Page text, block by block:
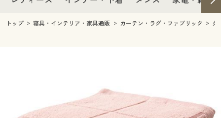
レディースファッション
インナー・下着通販すべて
ジュニア・ティーンズ下着
メンズ
寝具・インテリア・家具通販すべて
キッチン・雑貨・日用品
美容・健康通販すべて
トップ 寝具・インテリア・家具通販 カーテン・ラグ・ファブリック タ